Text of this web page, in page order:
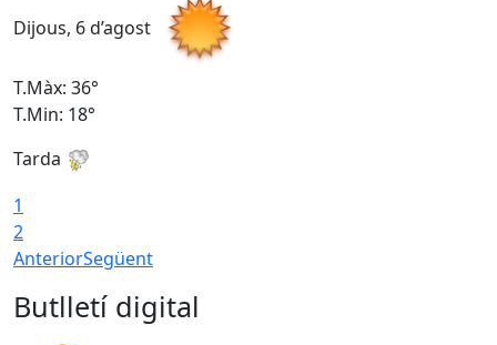
Dijous, 6 d’agost
T.Màx: 36°
T.Min: 18°
Tarda
1
2
AnteriorSegüent
Butlletí digital